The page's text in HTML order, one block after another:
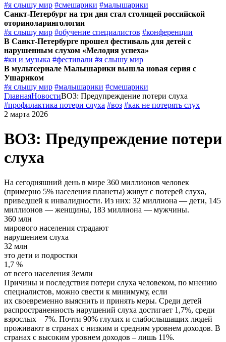
#я слышу мир #смешарики #малышарики
Санкт-Петербург на три дня стал столицей российской
оториноларингологии
#я слышу мир #обучение специалистов #конференции
В Санкт-Петербурге прошел фестиваль для детей с
нарушенным слухом «Мелодия успеха»
#ки и музыка #фестивали #я слышу мир
В мультсериале Малышарики вышла новая серия с
Ушариком
#я слышу мир #малышарики #смешарики
ГлавнаяНовостиВОЗ: Предупреждение потери слуха
#профилактика потери слуха #воз #как не потерять слух
2 марта 2026
ВОЗ: Предупреждение потери
слуха
На сегодняшний день в мире 360 миллионов человек
(примерно 5% населения планеты) живут с потерей слуха,
приведшей к инвалидности. Из них: 32 миллиона — дети, 145
миллионов — женщины, 183 миллиона — мужчины.
360 млн
мирового населения страдают
нарушением слуха
32 млн
это дети и подростки
1,7 %
от всего населения Земли
Причины и последствия потери слуха человеком, по мнению
специалистов, можно свести к минимуму, если
их своевременно выяснить и принять меры. Среди детей
распространенность нарушений слуха достигает 1,7%, среди
взрослых – 7%. Почти 90% глухих и слабослышащих людей
проживают в странах с низким и средним уровнем доходов. В
странах с высоким уровнем доходов – лишь 11%.